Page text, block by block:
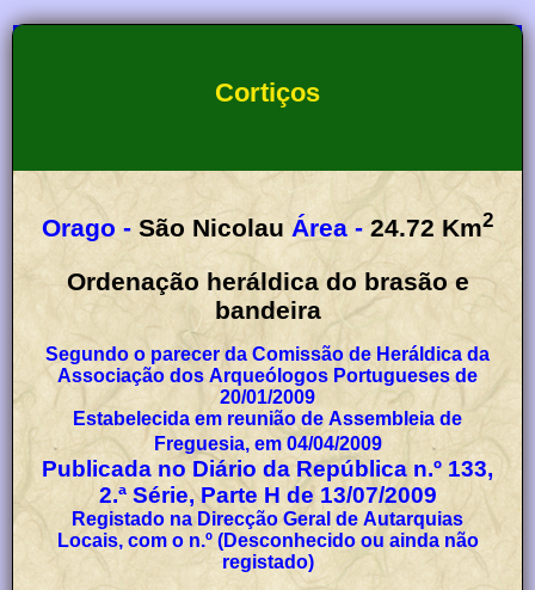
Cortiços
Orago - São Nicolau Área - 24.72 Km2
Ordenação heráldica do brasão e
bandeira
Segundo o parecer da Comissão de Heráldica da
Associação dos Arqueólogos Portugueses de
20/01/2009
Estabelecida em reunião de Assembleia de
Freguesia, em 04/04/2009
Publicada no Diário da República n.º 133,
2.ª Série, Parte H de 13/07/2009
Registado na Direcção Geral de Autarquias
Locais, com o n.º (Desconhecido ou ainda não
registado)